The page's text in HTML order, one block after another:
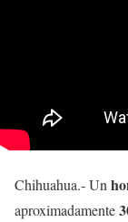
Chihuahua.- Un
aproximadamente